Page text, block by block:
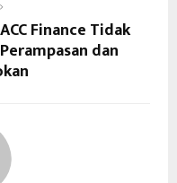
Finance Tidak
dan